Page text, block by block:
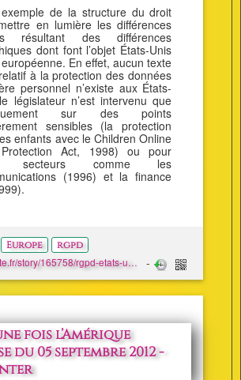
de la structure du droit
en lumière les différences
résultant des différences
dont font l’objet États-Unis
En effet, aucun texte
à la protection des données
personnel n’existe aux États-
législateur n’est intervenu que
sur des points
sensibles (la protection
enfants avec le Children Online
Act, 1998) ou pour
secteurs comme les
(1996) et la finance
Europe rgpd
http://www.slate.fr/story/165758/rgpd-etats-unis-union-europenne-divergences-philosophiques-inconciliables-vision-donnees-personnelles
fois l’Amérique
du 05 septembre 2012 -